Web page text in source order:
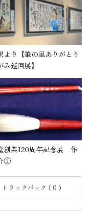
より【筆の里ありがとう
み巡回展】
創業120周年記念展 作
①
トラックバック ( 0 )